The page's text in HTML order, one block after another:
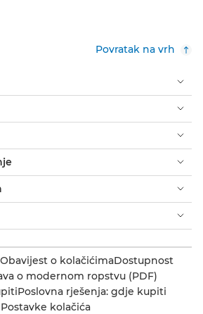
Povratak na vrh
Obavijest o kolačićimaDostupnost
o modernom ropstvu (PDF)
Poslovna rješenja: gdje kupiti
Postavke kolačića